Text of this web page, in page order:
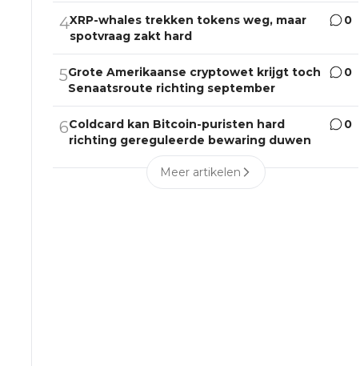
4XRP-whales trekken tokens weg, maar
spotvraag zakt hard
0
5Grote Amerikaanse cryptowet krijgt toch
Senaatsroute richting september
0
6Coldcard kan Bitcoin-puristen hard
richting gereguleerde bewaring duwen
0
Meer artikelen